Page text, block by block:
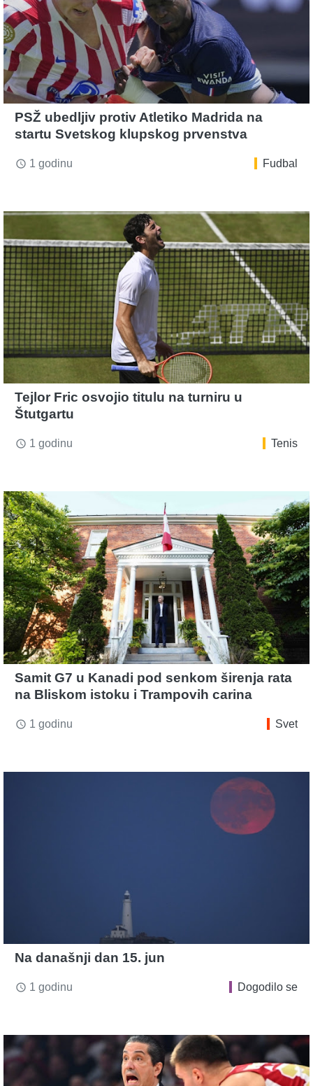
PSŽ ubedljiv protiv Atletiko Madrida na
startu Svetskog klupskog prvenstva
access_time 1 godinu Fudbal
Tejlor Fric osvojio titulu na turniru u
Štutgartu
access_time 1 godinu Tenis
Samit G7 u Kanadi pod senkom širenja rata
na Bliskom istoku i Trampovih carina
access_time 1 godinu Svet
Na današnji dan 15. jun
access_time 1 godinu Dogodilo se